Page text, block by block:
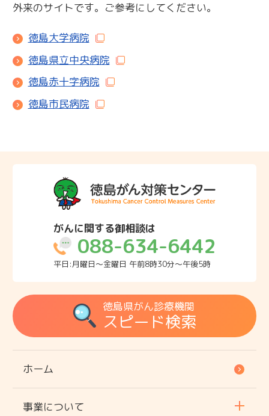
外来のサイトです。ご参考にしてください。
徳島大学病院
徳島県立中央病院
徳島赤十字病院
徳島市民病院
がんに関する御相談は
088-634-6442
平日:月曜日～金曜日 午前8時30分～午後5時
徳島県がん診療機関
スピード検索
ホーム
事業について